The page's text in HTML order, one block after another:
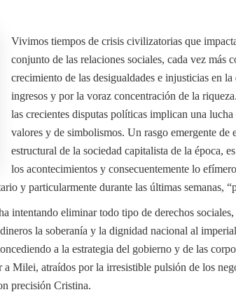
Vivimos tiempos de crisis civilizatorias que
conjunto de las relaciones sociales, cada vez más
crecimiento de las desigualdades e injusticias en
ingresos y por la voraz concentración de la
las crecientes disputas políticas implican una lucha
valores y de simbolismos. Un rasgo emergente de
estructural de la sociedad capitalista de la época,
los acontecimientos y consecuentemente lo
y particularmente durante las últimas semanas,
intentando eliminar todo tipo de derechos
la soberanía y la dignidad nacional al
a la estrategia del gobierno y de las
a Milei, atraídos por la irresistible pulsión de los
precisión Cristina.